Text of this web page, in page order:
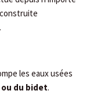
les eaux usées
ou du bidet.